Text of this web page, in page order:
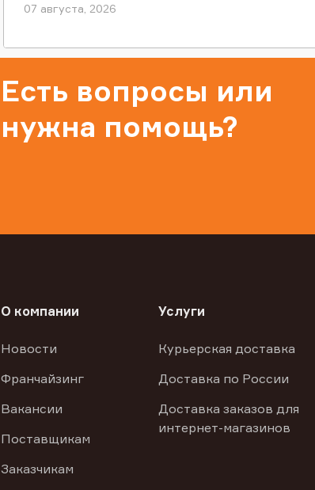
07 августа, 2026
Есть вопросы или
нужна помощь?
О компании
Новости
Франчайзинг
Вакансии
Поставщикам
Заказчикам
Услуги
Курьерская доставка
Доставка по России
Доставка заказов для
интернет-магазинов